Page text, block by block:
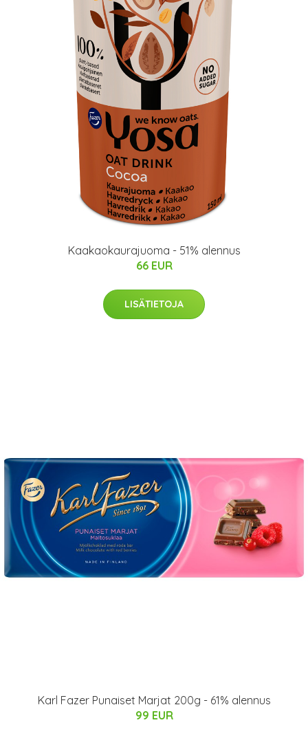
Kaakaokaurajuoma - 51% alennus
66 EUR
LISÄTIETOJA
Karl Fazer Punaiset Marjat 200g - 61% alennus
99 EUR